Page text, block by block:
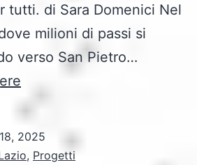
tutti. di Sara Domenici Nel
milioni di passi si
verso San Pietro…
2025:
diventa
2025
, Progetti